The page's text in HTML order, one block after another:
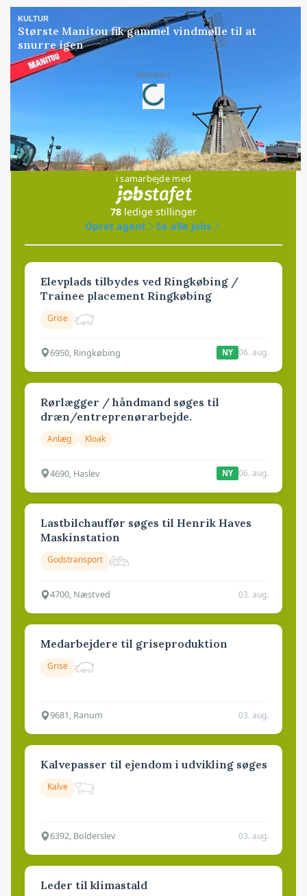
KULTUR
Største Manitou fik gammel vindmølle til at
snurre igen
Annonce
Loading...
Jobs
i samarbejde med
78 ledige stillinger
Opret agent
Se alle jobs
Elevplads tilbydes ved Ringkøbing /
Trainee placement Ringkøbing
Grise
6950, Ringkøbing NY 06. aug.
Rørlægger / håndmand søges til
dræn/entreprenørarbejde.
Anlæg Kloak
4690, Haslev NY 06. aug.
Lastbilchauffør søges til Henrik Haves
Maskinstation
Godstransport
4700, Næstved 03. aug.
Medarbejdere til griseproduktion
Grise
9681, Ranum 03. aug.
Kalvepasser til ejendom i udvikling søges
Kalve
6392, Bolderslev 03. aug.
Leder til klimastald